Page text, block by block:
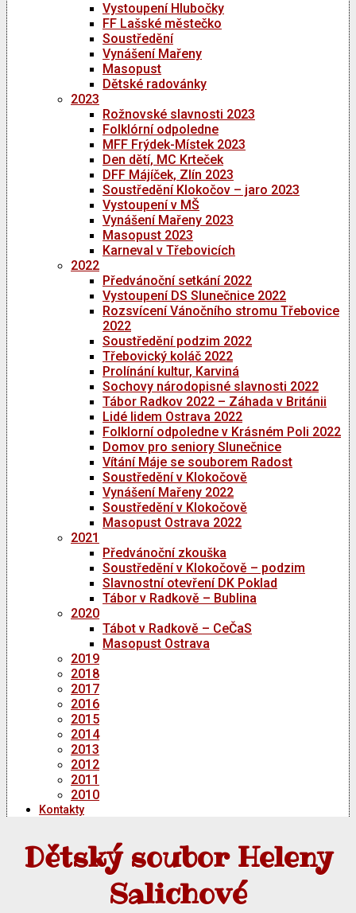
Vystoupení Hlubočky
FF Lašské městečko
Soustředění
Vynášení Mařeny
Masopust
Dětské radovánky
2023
Rožnovské slavnosti 2023
Folklórní odpoledne
MFF Frýdek-Místek 2023
Den dětí, MC Krteček
DFF Májíček, Zlín 2023
Soustředění Klokočov – jaro 2023
Vystoupení v MŠ
Vynášení Mařeny 2023
Masopust 2023
Karneval v Třebovicích
2022
Předvánoční setkání 2022
Vystoupení DS Slunečnice 2022
Rozsvícení Vánočního stromu Třebovice
2022
Soustředění podzim 2022
Třebovický koláč 2022
Prolínání kultur, Karviná
Sochovy národopisné slavnosti 2022
Tábor Radkov 2022 – Záhada v Británii
Lidé lidem Ostrava 2022
Folklorní odpoledne v Krásném Poli 2022
Domov pro seniory Slunečnice
Vítání Máje se souborem Radost
Soustředění v Klokočově
Vynášení Mařeny 2022
Soustředění v Klokočově
Masopust Ostrava 2022
2021
Předvánoční zkouška
Soustředění v Klokočově – podzim
Slavnostní otevření DK Poklad
Tábor v Radkově – Bublina
2020
Tábot v Radkově – CeČaS
Masopust Ostrava
2019
2018
2017
2016
2015
2014
2013
2012
2011
2010
Kontakty
Dětský soubor Heleny
Salichové